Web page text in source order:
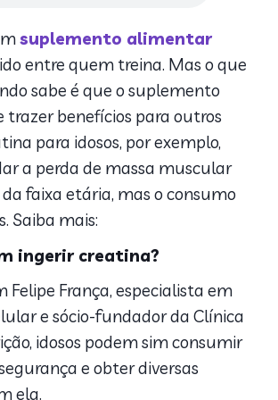
suplemento alimentar
entre quem treina. Mas o que
sabe é que o suplemento
benefícios para outros
para idosos, por exemplo,
a perda de massa muscular
faixa etária, mas o consumo
Saiba mais:
ingerir creatina?
Felipe França, especialista em
e sócio-fundador da Clínica
idosos podem sim consumir
e obter diversas
ela.